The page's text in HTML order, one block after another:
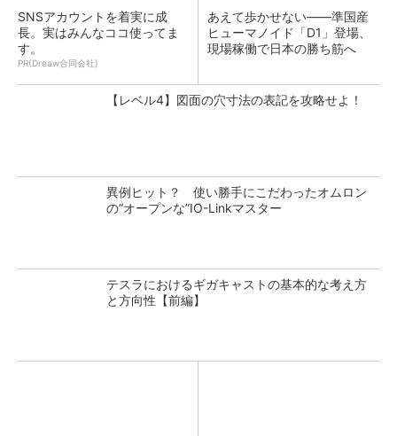
SNSアカウントを着実に成
長。実はみんなココ使ってま
す。
PR(Dreaw合同会社)
あえて歩かせない――準国産
ヒューマノイド「D1」登場、
現場稼働で日本の勝ち筋へ
【レベル4】図面の穴寸法の表記を攻略せよ！
異例ヒット？ 使い勝手にこだわったオムロン
の“オープンな”IO-Linkマスター
テスラにおけるギガキャストの基本的な考え方
と方向性【前編】